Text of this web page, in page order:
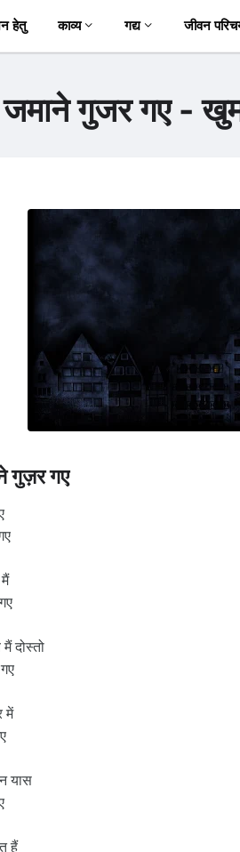
हेतु काव्य गद्य जीवन
जमाने गुजर गए -
गुज़र गए
दोस्तो
में
यास
हैं